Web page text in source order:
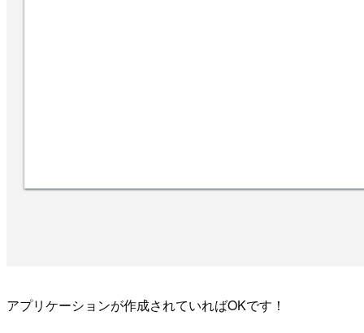
アプリケーションが作成されていればOKです！